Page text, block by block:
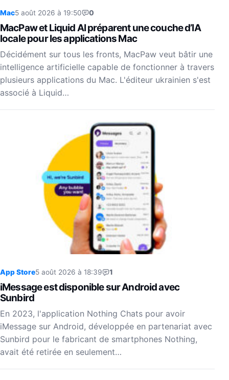
Mac5 août 2026 à 19:50 0
MacPaw et Liquid AI préparent une couche d’IA
locale pour les applications Mac
Décidément sur tous les fronts, MacPaw veut bâtir une
intelligence artificielle capable de fonctionner à travers
plusieurs applications du Mac. L'éditeur ukrainien s'est
associé à Liquid…
App Store5 août 2026 à 18:39 1
iMessage est disponible sur Android avec
Sunbird
En 2023, l'application Nothing Chats pour avoir
iMessage sur Android, développée en partenariat avec
Sunbird pour le fabricant de smartphones Nothing,
avait été retirée en seulement…